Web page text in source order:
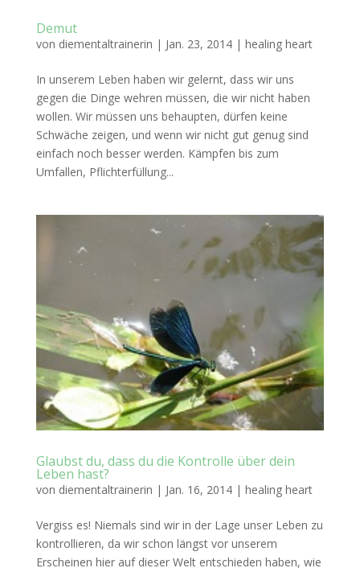
Demut
von diementaltrainerin | Jan. 23, 2014| healing heart
In unserem Leben haben wir gelernt, dass wir uns
gegen die Dinge wehren müssen, die wir nicht haben
wollen. Wir müssen uns behaupten, dürfen keine
Schwäche zeigen, und wenn wir nicht gut genug sind
einfach noch besser werden. Kämpfen bis zum
Umfallen, Pflichterfüllung...
Glaubst du, dass du die Kontrolle über dein
Leben hast?
von diementaltrainerin | Jan. 16, 2014| healing heart
Vergiss es! Niemals sind wir in der Lage unser Leben zu
kontrollieren, da wir schon längst vor unserem
Erscheinen hier auf dieser Welt entschieden haben, wie